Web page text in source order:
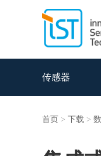
传感器
首页 > 下载 >